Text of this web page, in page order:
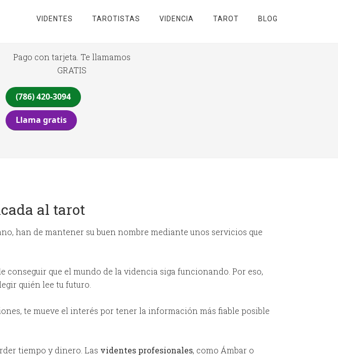
VIDENTES TAROTISTAS VIDENCIA TAROT BLOG
Pago con tarjeta. Te llamamos
GRATIS
(786) 420-3094
Llama gratis
al tarot
han de mantener su buen nombre mediante unos servicios que
que el mundo de la videncia siga funcionando. Por eso,
quién lee tu futuro.
te mueve el interés por tener la información más fiable posible
tiempo y dinero. Las videntes profesionales, como Ámbar o